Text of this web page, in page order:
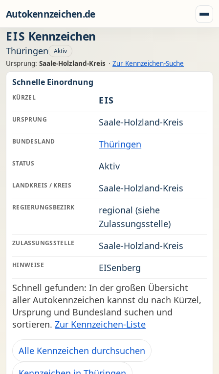
Autokennzeichen.de
EIS Kennzeichen
Thüringen Aktiv
Ursprung: Saale-Holzland-Kreis · Zur Kennzeichen-Suche
Schnelle Einordnung
KÜRZEL EIS
URSPRUNG Saale-Holzland-Kreis
BUNDESLAND Thüringen
STATUS Aktiv
LANDKREIS / KREIS Saale-Holzland-Kreis
REGIERUNGSBEZIRK
regional (siehe
Zulassungsstelle)
ZULASSUNGSSTELLE Saale-Holzland-Kreis
HINWEISE
EISenberg
Schnell gefunden: In der großen Übersicht
aller Autokennzeichen kannst du nach Kürzel,
Ursprung und Bundesland suchen und
sortieren. Zur Kennzeichen-Liste
Alle Kennzeichen durchsuchen